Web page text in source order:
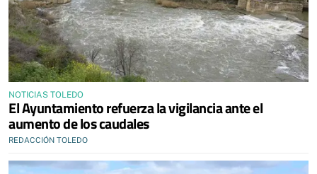
NOTICIAS TOLEDO
El Ayuntamiento refuerza la vigilancia ante el
aumento de los caudales
REDACCIÓN TOLEDO